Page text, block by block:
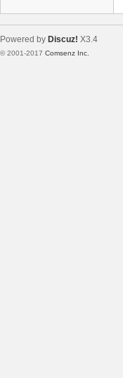
Powered by Discuz! X3.4
© 2001-2017 Comsenz Inc.